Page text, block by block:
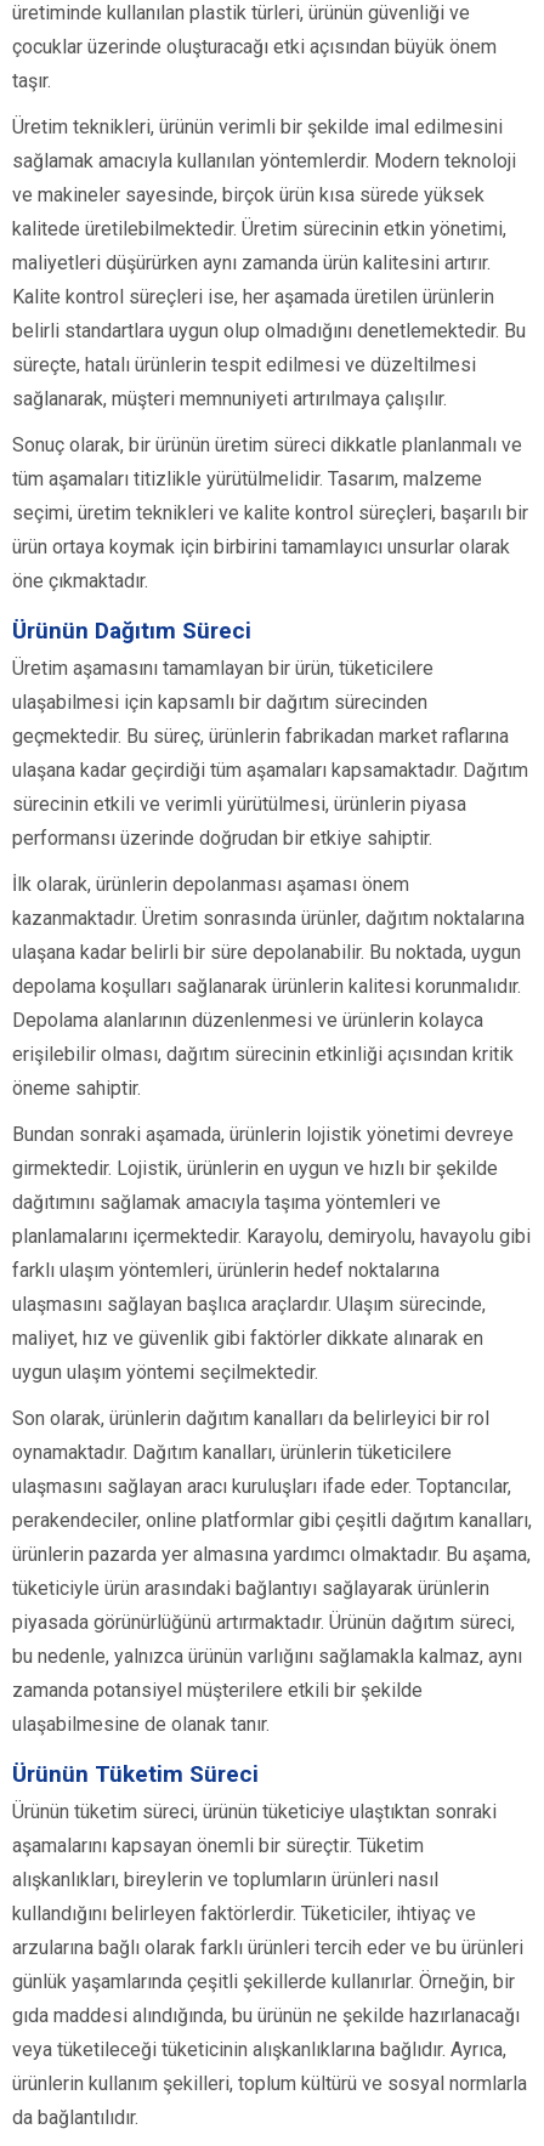
üretiminde kullanılan plastik türleri, ürünün güvenliği ve
çocuklar üzerinde oluşturacağı etki açısından büyük önem
taşır.
Üretim teknikleri, ürünün verimli bir şekilde imal edilmesini
sağlamak amacıyla kullanılan yöntemlerdir. Modern teknoloji
ve makineler sayesinde, birçok ürün kısa sürede yüksek
kalitede üretilebilmektedir. Üretim sürecinin etkin yönetimi,
maliyetleri düşürürken aynı zamanda ürün kalitesini artırır.
Kalite kontrol süreçleri ise, her aşamada üretilen ürünlerin
belirli standartlara uygun olup olmadığını denetlemektedir. Bu
süreçte, hatalı ürünlerin tespit edilmesi ve düzeltilmesi
sağlanarak, müşteri memnuniyeti artırılmaya çalışılır.
Sonuç olarak, bir ürünün üretim süreci dikkatle planlanmalı ve
tüm aşamaları titizlikle yürütülmelidir. Tasarım, malzeme
seçimi, üretim teknikleri ve kalite kontrol süreçleri, başarılı bir
ürün ortaya koymak için birbirini tamamlayıcı unsurlar olarak
öne çıkmaktadır.
Ürünün Dağıtım Süreci
Üretim aşamasını tamamlayan bir ürün, tüketicilere
ulaşabilmesi için kapsamlı bir dağıtım sürecinden
geçmektedir. Bu süreç, ürünlerin fabrikadan market raflarına
ulaşana kadar geçirdiği tüm aşamaları kapsamaktadır. Dağıtım
sürecinin etkili ve verimli yürütülmesi, ürünlerin piyasa
performansı üzerinde doğrudan bir etkiye sahiptir.
İlk olarak, ürünlerin depolanması aşaması önem
kazanmaktadır. Üretim sonrasında ürünler, dağıtım noktalarına
ulaşana kadar belirli bir süre depolanabilir. Bu noktada, uygun
depolama koşulları sağlanarak ürünlerin kalitesi korunmalıdır.
Depolama alanlarının düzenlenmesi ve ürünlerin kolayca
erişilebilir olması, dağıtım sürecinin etkinliği açısından kritik
öneme sahiptir.
Bundan sonraki aşamada, ürünlerin lojistik yönetimi devreye
girmektedir. Lojistik, ürünlerin en uygun ve hızlı bir şekilde
dağıtımını sağlamak amacıyla taşıma yöntemleri ve
planlamalarını içermektedir. Karayolu, demiryolu, havayolu gibi
farklı ulaşım yöntemleri, ürünlerin hedef noktalarına
ulaşmasını sağlayan başlıca araçlardır. Ulaşım sürecinde,
maliyet, hız ve güvenlik gibi faktörler dikkate alınarak en
uygun ulaşım yöntemi seçilmektedir.
Son olarak, ürünlerin dağıtım kanalları da belirleyici bir rol
oynamaktadır. Dağıtım kanalları, ürünlerin tüketicilere
ulaşmasını sağlayan aracı kuruluşları ifade eder. Toptancılar,
perakendeciler, online platformlar gibi çeşitli dağıtım kanalları,
ürünlerin pazarda yer almasına yardımcı olmaktadır. Bu aşama,
tüketiciyle ürün arasındaki bağlantıyı sağlayarak ürünlerin
piyasada görünürlüğünü artırmaktadır. Ürünün dağıtım süreci,
bu nedenle, yalnızca ürünün varlığını sağlamakla kalmaz, aynı
zamanda potansiyel müşterilere etkili bir şekilde
ulaşabilmesine de olanak tanır.
Ürünün Tüketim Süreci
Ürünün tüketim süreci, ürünün tüketiciye ulaştıktan sonraki
aşamalarını kapsayan önemli bir süreçtir. Tüketim
alışkanlıkları, bireylerin ve toplumların ürünleri nasıl
kullandığını belirleyen faktörlerdir. Tüketiciler, ihtiyaç ve
arzularına bağlı olarak farklı ürünleri tercih eder ve bu ürünleri
günlük yaşamlarında çeşitli şekillerde kullanırlar. Örneğin, bir
gıda maddesi alındığında, bu ürünün ne şekilde hazırlanacağı
veya tüketileceği tüketicinin alışkanlıklarına bağlıdır. Ayrıca,
ürünlerin kullanım şekilleri, toplum kültürü ve sosyal normlarla
da bağlantılıdır.